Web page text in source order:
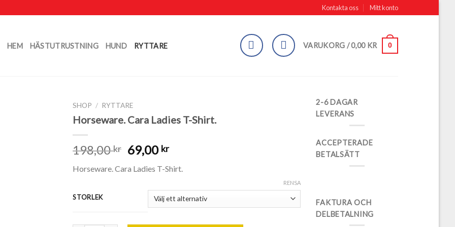
Kontakta oss Mitt konto
HEM HÄSTUTRUSTNING HUND RYTTARE VARUKORG /0,00 KR 0
SHOP / RYTTARE
Horseware. Cara Ladies T-Shirt.
198,00kr 69,00 kr
Horseware. Cara Ladies T-Shirt.
STORLEK
RENSA
2-6 DAGAR
LEVERANS
ACCEPTERADE
BETALSÄTT
FAKTURA OCH
DELBETALNING